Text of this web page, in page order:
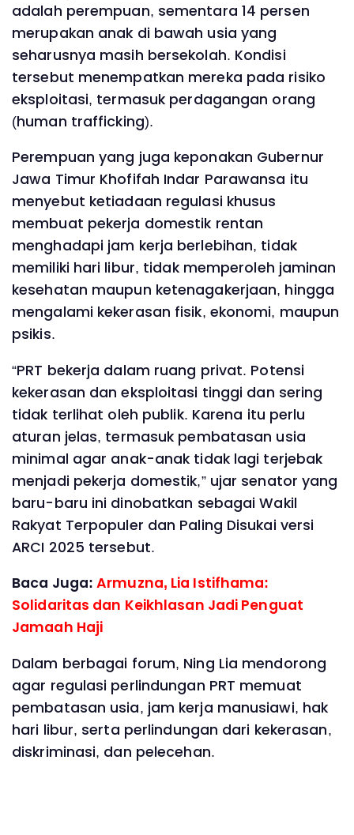
adalah perempuan, sementara 14 persen
merupakan anak di bawah usia yang
seharusnya masih bersekolah. Kondisi
tersebut menempatkan mereka pada risiko
eksploitasi, termasuk perdagangan orang
(human trafficking).
Perempuan yang juga keponakan Gubernur
Jawa Timur Khofifah Indar Parawansa itu
menyebut ketiadaan regulasi khusus
membuat pekerja domestik rentan
menghadapi jam kerja berlebihan, tidak
memiliki hari libur, tidak memperoleh jaminan
kesehatan maupun ketenagakerjaan, hingga
mengalami kekerasan fisik, ekonomi, maupun
psikis.
“PRT bekerja dalam ruang privat. Potensi
kekerasan dan eksploitasi tinggi dan sering
tidak terlihat oleh publik. Karena itu perlu
aturan jelas, termasuk pembatasan usia
minimal agar anak-anak tidak lagi terjebak
menjadi pekerja domestik,” ujar senator yang
baru-baru ini dinobatkan sebagai Wakil
Rakyat Terpopuler dan Paling Disukai versi
ARCI 2025 tersebut.
Baca Juga:Armuzna, Lia Istifhama:
Solidaritas dan Keikhlasan Jadi Penguat
Jamaah Haji
Dalam berbagai forum, Ning Lia mendorong
agar regulasi perlindungan PRT memuat
pembatasan usia, jam kerja manusiawi, hak
hari libur, serta perlindungan dari kekerasan,
diskriminasi, dan pelecehan.